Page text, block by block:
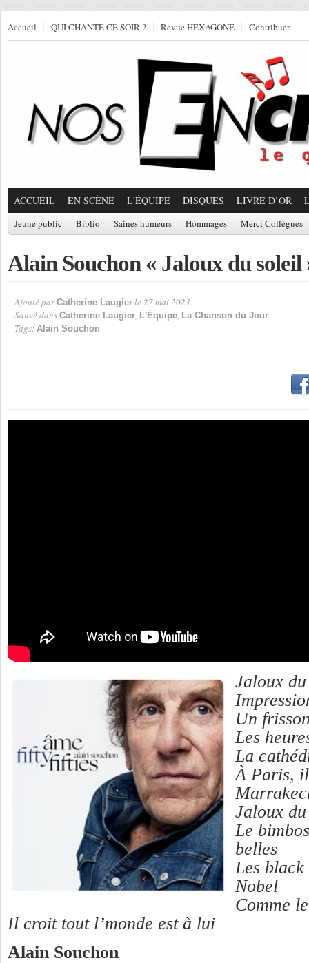
Accueil QUI CHANTE CE SOIR ? Revue HEXAGONE Contribuer
ACCUEIL EN SCÈNE L'ÉQUIPE DISQUES LIVRE D’OR
Jeune public Biblio Saines humeurs Hommages Merci Collègues
Alain Souchon « Jaloux du soleil
Ajouté par Catherine Laugier le 27 mai 2023.
Sauvé dans Catherine Laugier, L'Équipe, La Chanson du Jour
Tags: Alain Souchon
Jaloux
Un
Les
La
À Paris,
Jaloux
Le
belles
Les
Nobel
Comme
Il croit tout l’monde est à lui
Alain Souchon